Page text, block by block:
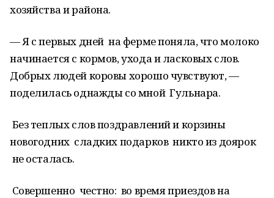
хозяйства и района.
— Я с первых дней на ферме поняла, что молоко
начинается с кормов, ухода и ласковых слов.
Добрых людей коровы хорошо чувствуют, —
поделилась однажды со мной Гульнара.
Без теплых слов поздравлений и корзины
новогодних сладких подарков никто из доярок
не осталась.
Совершенно честно: во время приездов на